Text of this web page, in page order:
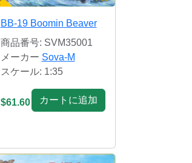
BB-19 Boomin Beaver
商品番号: SVM35001
メーカー Sova-M
スケール: 1:35
$61.60 カートに追加